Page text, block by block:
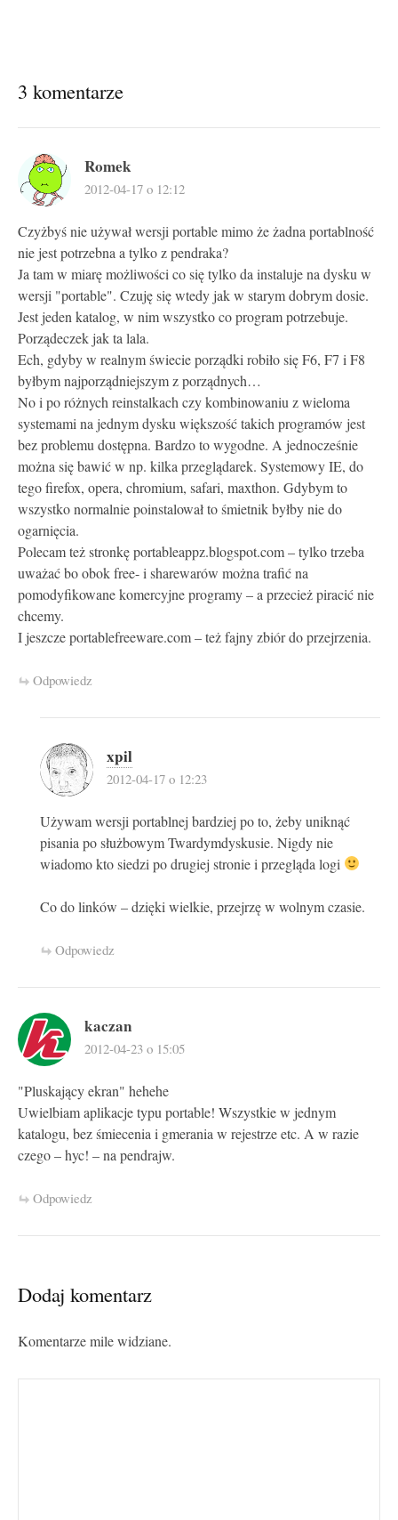
3 komentarze
Romek
2012-04-17 o 12:12
Czyżbyś nie używał wersji portable mimo że żadna portablność
nie jest potrzebna a tylko z pendraka?
Ja tam w miarę możliwości co się tylko da instaluje na dysku w
wersji "portable". Czuję się wtedy jak w starym dobrym dosie.
Jest jeden katalog, w nim wszystko co program potrzebuje.
Porządeczek jak ta lala.
Ech, gdyby w realnym świecie porządki robiło się F6, F7 i F8
byłbym najporządniejszym z porządnych…
No i po różnych reinstalkach czy kombinowaniu z wieloma
systemami na jednym dysku większość takich programów jest
bez problemu dostępna. Bardzo to wygodne. A jednocześnie
można się bawić w np. kilka przeglądarek. Systemowy IE, do
tego firefox, opera, chromium, safari, maxthon. Gdybym to
wszystko normalnie poinstalował to śmietnik byłby nie do
ogarnięcia.
Polecam też stronkę portableappz.blogspot.com – tylko trzeba
uważać bo obok free- i sharewarów można trafić na
pomodyfikowane komercyjne programy – a przecież piracić nie
chcemy.
I jeszcze portablefreeware.com – też fajny zbiór do przejrzenia.
Odpowiedz
xpil
2012-04-17 o 12:23
Używam wersji portablnej bardziej po to, żeby uniknąć
pisania po służbowym Twardymdyskusie. Nigdy nie
wiadomo kto siedzi po drugiej stronie i przegląda logi
Co do linków – dzięki wielkie, przejrzę w wolnym czasie.
Odpowiedz
kaczan
2012-04-23 o 15:05
"Pluskający ekran" hehehe
Uwielbiam aplikacje typu portable! Wszystkie w jednym
katalogu, bez śmiecenia i gmerania w rejestrze etc. A w razie
czego – hyc! – na pendrajw.
Odpowiedz
Dodaj komentarz
Komentarze mile widziane.